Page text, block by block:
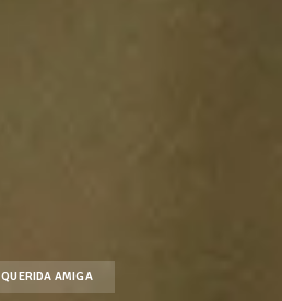
QUERIDA AMIGA